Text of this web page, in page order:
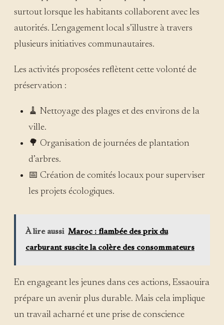
surtout lorsque les habitants collaborent avec les
autorités. L’engagement local s’illustre à travers
plusieurs initiatives communautaires.
Les activités proposées reflètent cette volonté de
préservation :
🧹 Nettoyage des plages et des environs de la
ville.
🌳 Organisation de journées de plantation
d’arbres.
📅 Création de comités locaux pour superviser
les projets écologiques.
À lire aussi Maroc : flambée des prix du
carburant suscite la colère des consommateurs
En engageant les jeunes dans ces actions, Essaouira
prépare un avenir plus durable. Mais cela implique
un travail acharné et une prise de conscience